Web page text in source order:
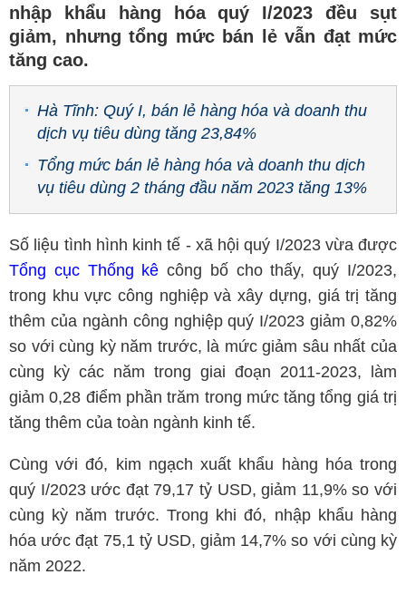
nhập khẩu hàng hóa quý I/2023 đều sụt
giảm, nhưng tổng mức bán lẻ vẫn đạt mức
tăng cao.
Hà Tĩnh: Quý I, bán lẻ hàng hóa và doanh thu
dịch vụ tiêu dùng tăng 23,84%
Tổng mức bán lẻ hàng hóa và doanh thu dịch
vụ tiêu dùng 2 tháng đầu năm 2023 tăng 13%
Số liệu tình hình kinh tế - xã hội quý I/2023 vừa được
Tổng cục Thống kê công bố cho thấy, quý I/2023,
trong khu vực công nghiệp và xây dựng, giá trị tăng
thêm của ngành công nghiệp quý I/2023 giảm 0,82%
so với cùng kỳ năm trước, là mức giảm sâu nhất của
cùng kỳ các năm trong giai đoạn 2011-2023, làm
giảm 0,28 điểm phần trăm trong mức tăng tổng giá trị
tăng thêm của toàn ngành kinh tế.
Cùng với đó, kim ngạch xuất khẩu hàng hóa trong
quý I/2023 ước đạt 79,17 tỷ USD, giảm 11,9% so với
cùng kỳ năm trước. Trong khi đó, nhập khẩu hàng
hóa ước đạt 75,1 tỷ USD, giảm 14,7% so với cùng kỳ
năm 2022.